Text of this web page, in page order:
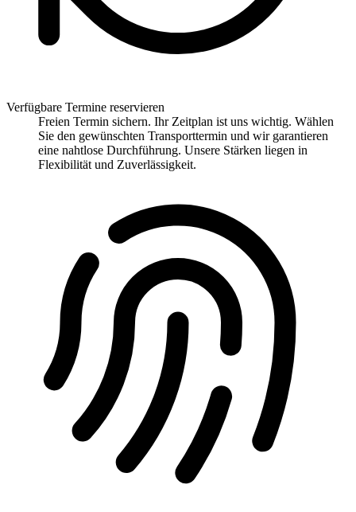
Verfügbare Termine reservieren
Freien Termin sichern. Ihr Zeitplan ist uns wichtig. Wählen
Sie den gewünschten Transporttermin und wir garantieren
eine nahtlose Durchführung. Unsere Stärken liegen in
Flexibilität und Zuverlässigkeit.